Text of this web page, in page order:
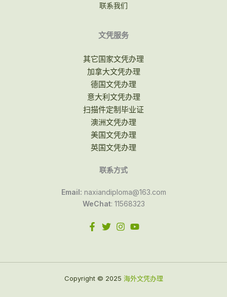
联系我们
文凭服务
其它国家文凭办理
加拿大文凭办理
德国文凭办理
意大利文凭办理
扫描件定制毕业证
澳洲文凭办理
美国文凭办理
英国文凭办理
联系方式
Email: naxiandiploma@163.com
WeChat: 11568323
Copyright © 2025 海外文凭办理